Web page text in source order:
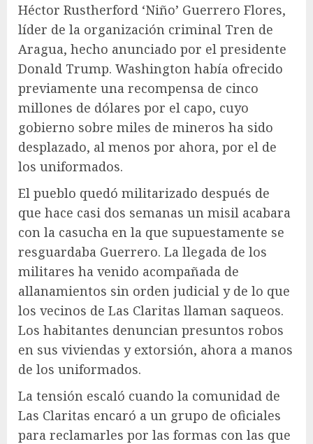
Héctor Rustherford ‘Niño’ Guerrero Flores,
líder de la organización criminal Tren de
Aragua, hecho anunciado por el presidente
Donald Trump. Washington había ofrecido
previamente una recompensa de cinco
millones de dólares por el capo, cuyo
gobierno sobre miles de mineros ha sido
desplazado, al menos por ahora, por el de
los uniformados.
El pueblo quedó militarizado después de
que hace casi dos semanas un misil acabara
con la casucha en la que supuestamente se
resguardaba Guerrero. La llegada de los
militares ha venido acompañada de
allanamientos sin orden judicial y de lo que
los vecinos de Las Claritas llaman saqueos.
Los habitantes denuncian presuntos robos
en sus viviendas y extorsión, ahora a manos
de los uniformados.
La tensión escaló cuando la comunidad de
Las Claritas encaró a un grupo de oficiales
para reclamarles por las formas con las que